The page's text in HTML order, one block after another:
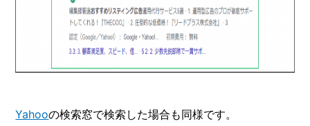
Yahooの検索窓で検索した場合も同様です。